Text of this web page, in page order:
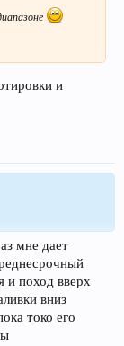
и
мне дает
и поход вверх
вниз
токо его